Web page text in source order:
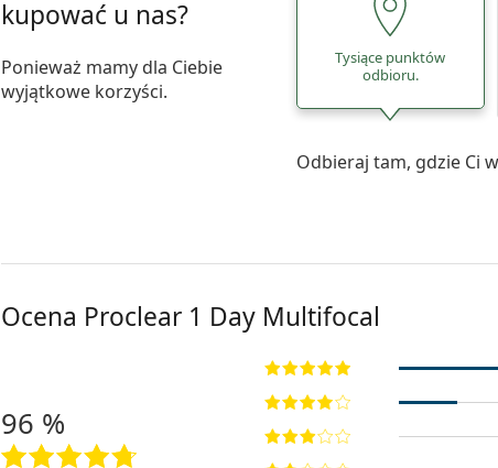
kupować u nas?
Ponieważ mamy dla Ciebie
wyjątkowe korzyści.
Tysiące punktów
odbioru.
Odbieraj tam, gdzie Ci
Ocena Proclear 1 Day Multifocal
96 %